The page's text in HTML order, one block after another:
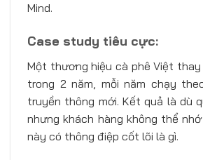
Mind.
Case study tiêu cực:
Một thương hiệu cà phê Việt
trong 2 năm, mỗi năm chạy
truyền thông mới. Kết quả là dù
nhưng khách hàng không thể
này có thông điệp cốt lõi là gì.